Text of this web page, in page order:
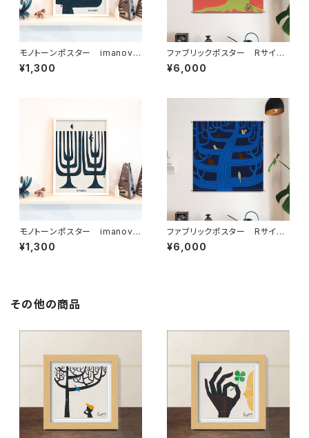
モノトーンポスター imanova
Tree 2
¥1,300
ファブリックポスター Rサイ
ズ ”クスノキ” （730×730m
m）
¥6,000
モノトーンポスター imanova
Tree 3
¥1,300
ファブリックポスター Rサイ
ズ ”夜の樹” （730×730m
m）
¥6,000
その他の商品